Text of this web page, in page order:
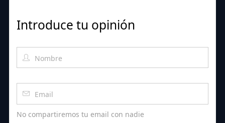
Introduce tu opinión
No compartiremos tu email con nadie